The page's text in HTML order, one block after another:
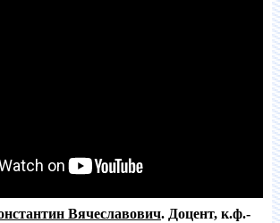
Вячеславович Доцент к.ф.-